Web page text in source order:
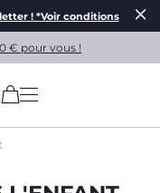
! *Voir conditions
(has more options